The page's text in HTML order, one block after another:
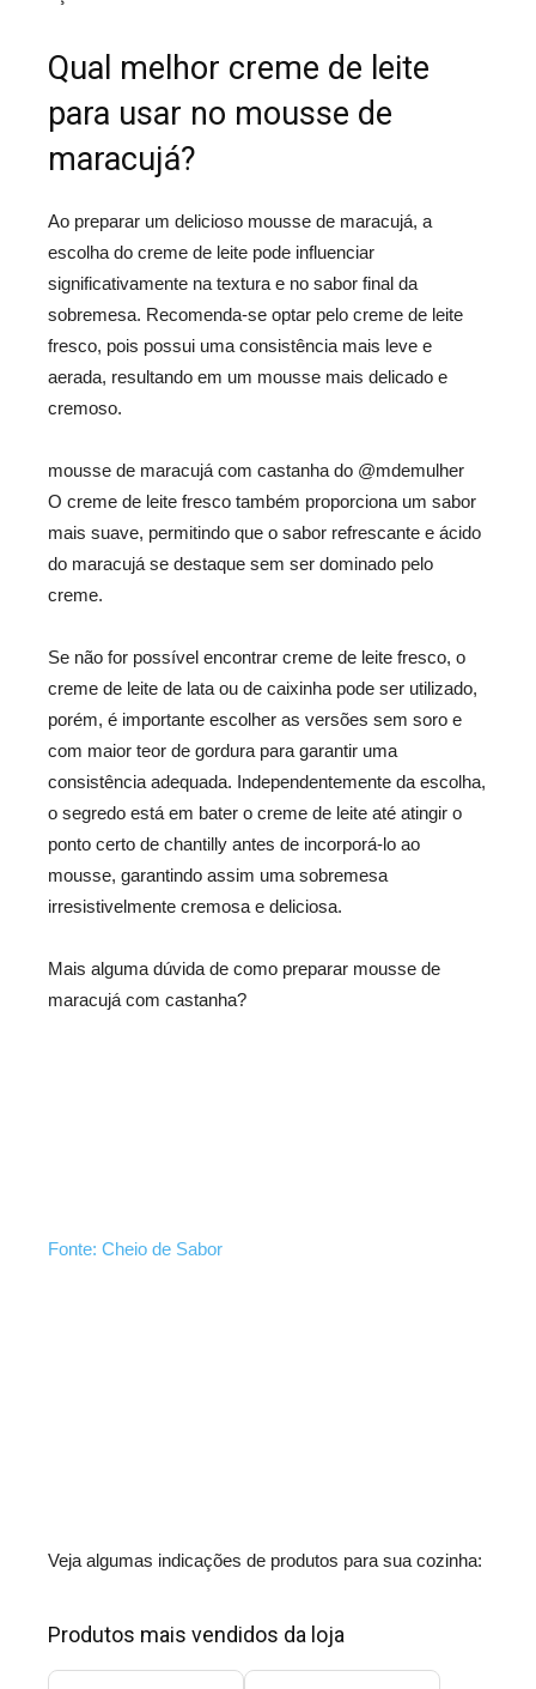
Qual melhor creme de leite
para usar no mousse de
maracujá?
Ao preparar um delicioso mousse de maracujá, a
escolha do creme de leite pode influenciar
significativamente na textura e no sabor final da
sobremesa. Recomenda-se optar pelo creme de leite
fresco, pois possui uma consistência mais leve e
aerada, resultando em um mousse mais delicado e
cremoso.
mousse de maracujá com castanha do @mdemulher
O creme de leite fresco também proporciona um sabor
mais suave, permitindo que o sabor refrescante e ácido
do maracujá se destaque sem ser dominado pelo
creme.
Se não for possível encontrar creme de leite fresco, o
creme de leite de lata ou de caixinha pode ser utilizado,
porém, é importante escolher as versões sem soro e
com maior teor de gordura para garantir uma
consistência adequada. Independentemente da escolha,
o segredo está em bater o creme de leite até atingir o
ponto certo de chantilly antes de incorporá-lo ao
mousse, garantindo assim uma sobremesa
irresistivelmente cremosa e deliciosa.
Mais alguma dúvida de como preparar mousse de
maracujá com castanha?
Fonte: Cheio de Sabor
Veja algumas indicações de produtos para sua cozinha:
Produtos mais vendidos da loja